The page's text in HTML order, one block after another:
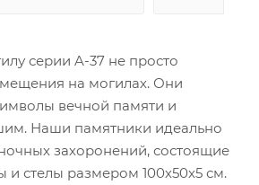
серии A-37 не просто
на могилах. Они
вечной памяти и
Наши памятники идеально
захоронений, состоящие
и стелы размером 100х50х5 см.